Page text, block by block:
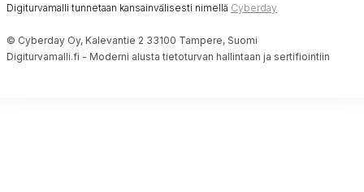
Digiturvamalli tunnetaan kansainvälisesti nimellä Cyberday
© Cyberday Oy, Kalevantie 2 33100 Tampere, Suomi
Digiturvamalli.fi - Moderni alusta tietoturvan hallintaan ja sertifiointiin